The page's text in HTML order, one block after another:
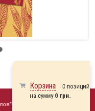
” 2010 - 2026
Корзина
0 позиций
на сумму 0 грн.